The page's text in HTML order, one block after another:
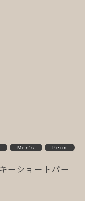
Men's Perm
ーショートパー